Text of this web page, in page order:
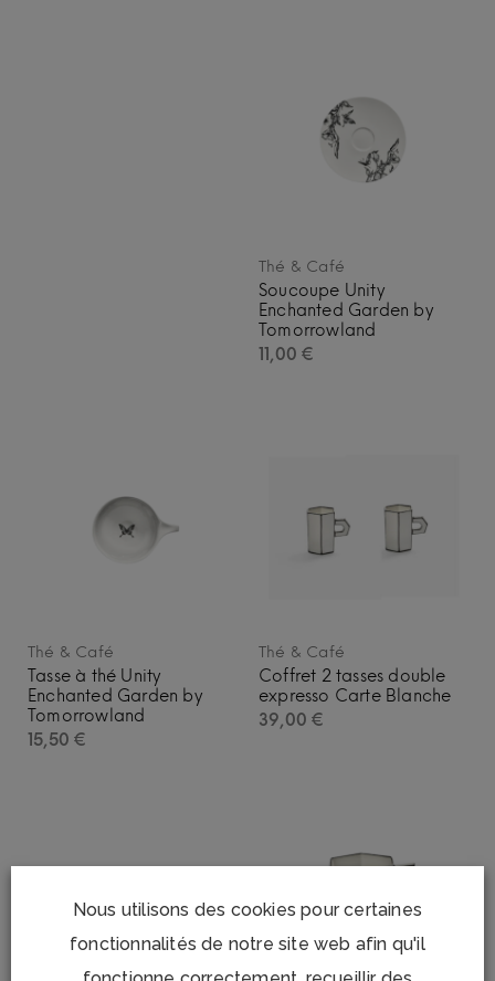
Thé & Café
Soucoupe Unity
Enchanted Garden by
Tomorrowland
11,00€
Thé & Café
Tasse à thé Unity
Enchanted Garden by
Tomorrowland
15,50€
Thé & Café
Coffret 2 tasses double
expresso Carte Blanche
39,00€
Nous utilisons des cookies pour certaines
fonctionnalités de notre site web afin qu'il